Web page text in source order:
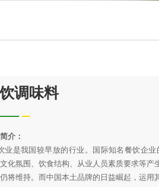
调味料
介：
业是我国较早放的行业。国际知名餐饮企
化氛围、饮食结构、从业人员素质要求等
将维持。而中国本土品牌的日益崛起，运用